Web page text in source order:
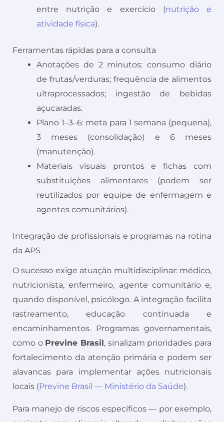
entre nutrição e exercício (nutrição e
atividade física).
Ferramentas rápidas para a consulta
Anotações de 2 minutos: consumo diário
de frutas/verduras; frequência de alimentos
ultraprocessados; ingestão de bebidas
açucaradas.
Plano 1–3–6: meta para 1 semana (pequena),
3 meses (consolidação) e 6 meses
(manutenção).
Materiais visuais prontos e fichas com
substituições alimentares (podem ser
reutilizados por equipe de enfermagem e
agentes comunitários).
Integração de profissionais e programas na rotina
da APS
O sucesso exige atuação multidisciplinar: médico,
nutricionista, enfermeiro, agente comunitário e,
quando disponível, psicólogo. A integração facilita
rastreamento, educação continuada e
encaminhamentos. Programas governamentais,
como o Previne Brasil, sinalizam prioridades para
fortalecimento da atenção primária e podem ser
alavancas para implementar ações nutricionais
locais (Previne Brasil — Ministério da Saúde).
Para manejo de riscos específicos — por exemplo,